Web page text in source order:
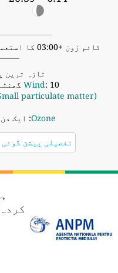
ٹائم زون +03:00 کا استعمال کرتے ہوئے پیشین گوئی کی گئی
تازہ ترین
Wind : 10 گھنٹے قبل
particulate matter)
Ozone: ایک دن
تفصیلی پیشن
کردہ: